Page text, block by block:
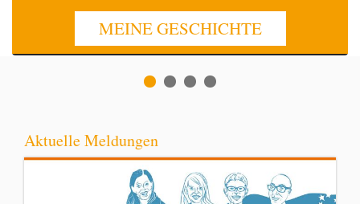
MEINE GESCHICHTE
Aktuelle Meldungen